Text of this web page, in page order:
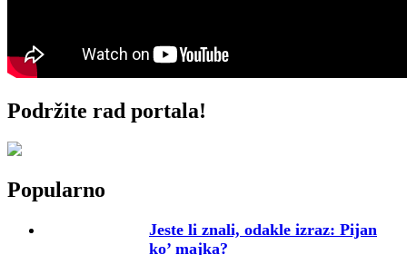
Podržite rad portala!
Popularno
Jeste li znali, odakle izraz: Pijan
ko’ majka?